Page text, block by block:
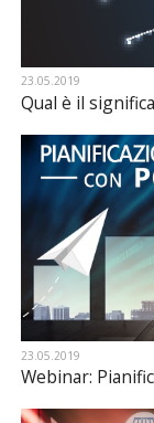
23.05.2019
Qual è il
23.05.2019
Webinar: